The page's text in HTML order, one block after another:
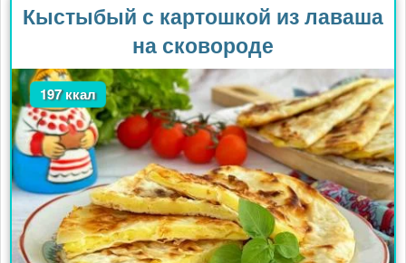
Кыстыбый с картошкой из лаваша
на сковороде
197 ккал